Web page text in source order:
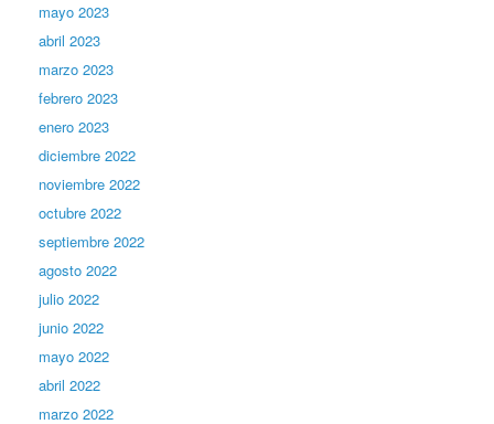
mayo 2023
abril 2023
marzo 2023
febrero 2023
enero 2023
diciembre 2022
noviembre 2022
octubre 2022
septiembre 2022
agosto 2022
julio 2022
junio 2022
mayo 2022
abril 2022
marzo 2022